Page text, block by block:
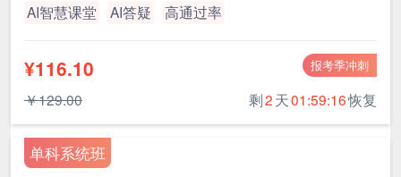
AI智慧课堂
AI答疑 高通过率
报考季冲刺
¥116.10
￥129.00 剩2天01:59:15恢复
单科系统班